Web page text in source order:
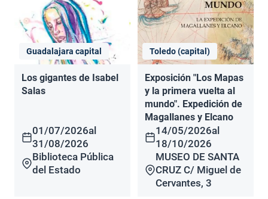
Guadalajara capital
Los gigantes de Isabel
Salas
01/07/2026al
31/08/2026
Biblioteca Pública
del Estado
Toledo (capital)
Exposición "Los Mapas
y la primera vuelta al
mundo". Expedición de
Magallanes y Elcano
14/05/2026al
18/10/2026
MUSEO DE SANTA
CRUZ C/ Miguel de
Cervantes, 3